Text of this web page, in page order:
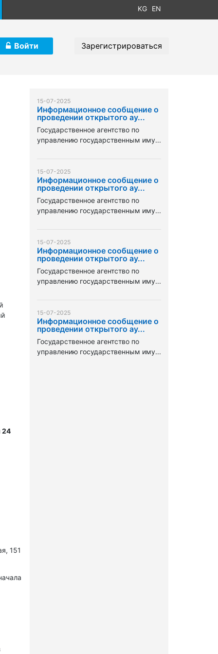
KG EN
Войти Зарегистрироваться
24
151
15-07-2025
Информационное сообщение о
проведении открытого ау...
Государственное агентство по
управлению государственным иму...
15-07-2025
Информационное сообщение о
проведении открытого ау...
Государственное агентство по
управлению государственным иму...
15-07-2025
Информационное сообщение о
проведении открытого ау...
Государственное агентство по
управлению государственным иму...
15-07-2025
Информационное сообщение о
проведении открытого ау...
Государственное агентство по
управлению государственным иму...